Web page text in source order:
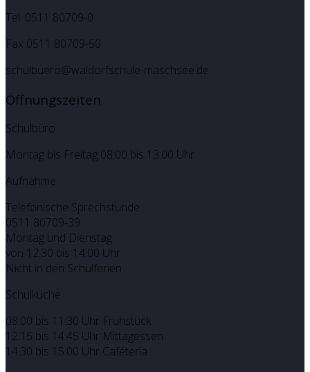
Tel. 0511 80709-0
Fax 0511 80709-50
schulbuero@waldorfschule-maschsee.de
Öffnungszeiten
Schulbüro
Montag bis Freitag 08:00 bis 13:00 Uhr
Aufnahme
Telefonische Sprechstunde:
0511 80709-39
Montag und Dienstag
von 12:30 bis 14:00 Uhr
Nicht in den Schulferien
Schulküche
08:00 bis 11:30 Uhr Frühstück
12:15 bis 14:45 Uhr Mittagessen
14.30 bis 15.00 Uhr Caféteria